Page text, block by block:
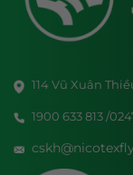
114 Vũ Xuân
1900 633 813 /